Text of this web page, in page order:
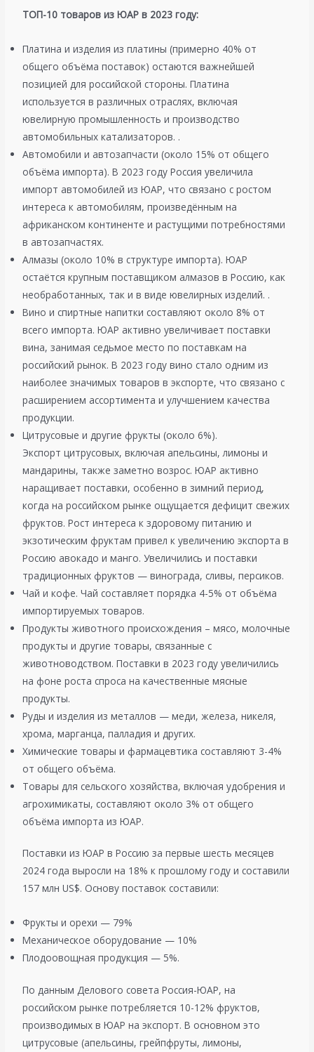
ТОП-10 товаров из ЮАР в 2023 году:
Платина и изделия из платины (примерно 40% от
общего объёма поставок​) остаются важнейшей
позицией для российской стороны. Платина
используется в различных отраслях, включая
ювелирную промышленность и производство
автомобильных катализаторов. .
Автомобили и автозапчасти (около 15% от общего
объёма импорта). В 2023 году Россия увеличила
импорт автомобилей из ЮАР, что связано с ростом
интереса к автомобилям, произведённым на
африканском континенте и растущими потребностями
в автозапчастях.
Алмазы (около 10%​ в структуре импорта). ЮАР
остаётся крупным поставщиком алмазов в Россию, как
необработанных, так и в виде ювелирных изделий. .
Вино и спиртные напитки составляют около 8% от
всего импорта. ЮАР активно увеличивает поставки
вина, занимая седьмое место по поставкам на
российский рынок. В 2023 году вино стало одним из
наиболее значимых товаров в экспорте, что связано с
расширением ассортимента и улучшением качества
продукции​.
Цитрусовые и другие фрукты (около 6%).
Экспорт цитрусовых, включая апельсины, лимоны и
мандарины, также заметно возрос. ЮАР активно
наращивает поставки, особенно в зимний период,
когда на российском рынке ощущается дефицит свежих
фруктов​. Рост интереса к здоровому питанию и
экзотическим фруктам привел к увеличению экспорта в
Россию авокадо и манго. Увеличились и поставки
традиционных фруктов — винограда, сливы, персиков.
Чай и кофе. Чай составляет порядка 4-5% от объёма
импортируемых товаров​.
Продукты животного происхождения – мясо, молочные
продукты и другие товары, связанные с
животноводством. Поставки в 2023 году увеличились
на фоне роста спроса на качественные мясные
продукты.
Руды и изделия из металлов — меди, железа, никеля,
хрома, марганца, палладия и других.
Химические товары и фармацевтика составляют 3-4%
от общего объёма.​
Товары для сельского хозяйства, включая удобрения и
агрохимикаты, составляют около 3% от общего
объёма импорта из ЮАР​.
Поставки из ЮАР в Россию за первые шесть месяцев
2024 года выросли на 18% к прошлому году и составили
157 млн US$. Основу поставок составили:
Фрукты и орехи — 79%
Механическое оборудование — 10%
Плодоовощная продукция — 5%.
По данным Делового совета Россия-ЮАР, на
российском рынке потребляется 10-12% фруктов,
производимых в ЮАР на экспорт. В основном это
цитрусовые (апельсины, грейпфруты, лимоны,